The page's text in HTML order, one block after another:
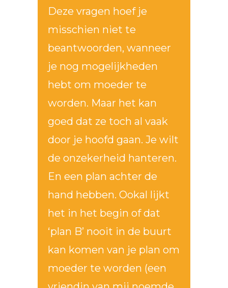
Deze vragen hoef je
misschien niet te
beantwoorden, wanneer
je nog mogelijkheden
hebt om moeder te
worden. Maar het kan
goed dat ze toch al vaak
door je hoofd gaan. Je wilt
de onzekerheid hanteren.
En een plan achter de
hand hebben. Ookal lijkt
het in het begin of dat
‘plan B’ nooit in de buurt
kan komen van je plan om
moeder te worden (een